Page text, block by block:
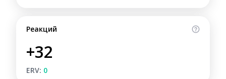
Реакций
+32
ERV: 0